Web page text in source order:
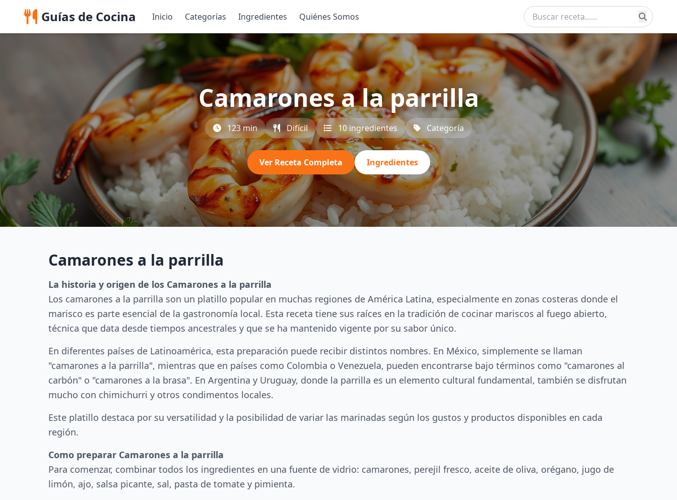
Guías de Cocina Inicio Categorías Ingredientes Quiénes Somos
Camarones a la parrilla
123 min Difícil 10 ingredientes Categoría
Ver Receta Completa Ingredientes
Camarones a la parrilla
La historia y origen de los Camarones a la parrilla
Los camarones a la parrilla son un platillo popular en muchas regiones de América Latina, especialmente en zonas costeras donde el
marisco es parte esencial de la gastronomía local. Esta receta tiene sus raíces en la tradición de cocinar mariscos al fuego abierto,
técnica que data desde tiempos ancestrales y que se ha mantenido vigente por su sabor único.
En diferentes países de Latinoamérica, esta preparación puede recibir distintos nombres. En México, simplemente se llaman
"camarones a la parrilla", mientras que en países como Colombia o Venezuela, pueden encontrarse bajo términos como "camarones al
carbón" o "camarones a la brasa". En Argentina y Uruguay, donde la parrilla es un elemento cultural fundamental, también se disfrutan
mucho con chimichurri y otros condimentos locales.
Este platillo destaca por su versatilidad y la posibilidad de variar las marinadas según los gustos y productos disponibles en cada
región.
Como preparar Camarones a la parrilla
Para comenzar, combinar todos los ingredientes en una fuente de vidrio: camarones, perejil fresco, aceite de oliva, orégano, jugo de
limón, ajo, salsa picante, sal, pasta de tomate y pimienta.